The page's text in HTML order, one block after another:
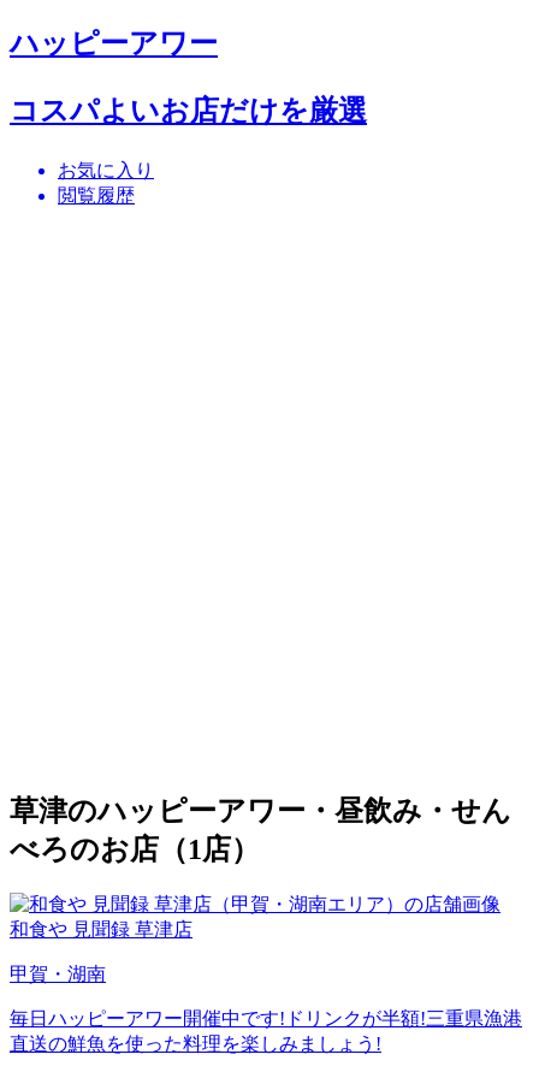
ハッピーアワー
コスパよいお店だけを厳選
お気に入り
閲覧履歴
草津のハッピーアワー・昼飲み・せん
べろのお店（1店）
和食や 見聞録 草津店
甲賀・湖南
毎日ハッピーアワー開催中です!ドリンクが半額!三重県漁港
直送の鮮魚を使った料理を楽しみましょう!